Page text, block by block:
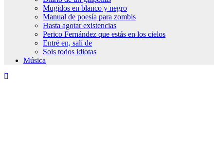
Mugidos en blanco y negro
Manual de poesía para zombis
Hasta agotar existencias
Perico Fernández que estás en los cielos
Entré en, salí de
Sois todos idiotas
Música